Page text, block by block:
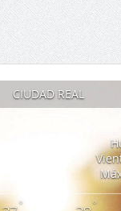
CIUDAD REAL
° °